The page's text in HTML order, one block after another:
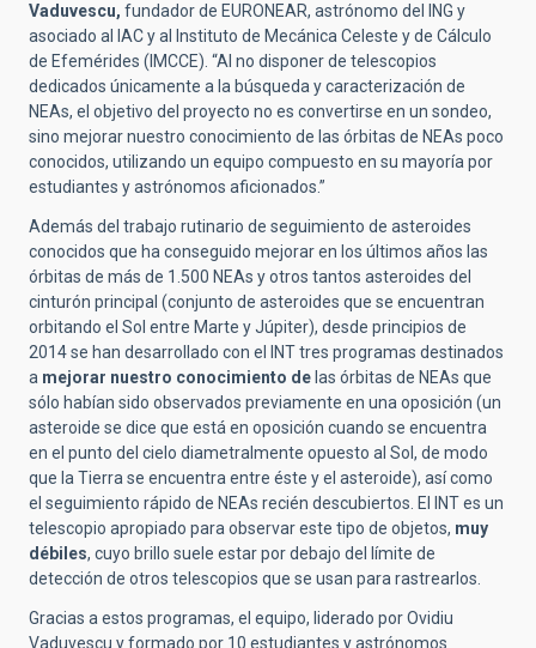
Vaduvescu, fundador de EURONEAR, astrónomo del ING y
asociado al IAC y al Instituto de Mecánica Celeste y de Cálculo
de Efemérides (IMCCE). “Al no disponer de telescopios
dedicados únicamente a la búsqueda y caracterización de
NEAs, el objetivo del proyecto no es convertirse en un sondeo,
sino mejorar nuestro conocimiento de las órbitas de NEAs poco
conocidos, utilizando un equipo compuesto en su mayoría por
estudiantes y astrónomos aficionados.”
Además del trabajo rutinario de seguimiento de asteroides
conocidos que ha conseguido mejorar en los últimos años las
órbitas de más de 1.500 NEAs y otros tantos asteroides del
cinturón principal (conjunto de asteroides que se encuentran
orbitando el Sol entre Marte y Júpiter), desde principios de
2014 se han desarrollado con el INT tres programas destinados
a mejorar nuestro conocimiento de las órbitas de NEAs que
sólo habían sido observados previamente en una oposición (un
asteroide se dice que está en oposición cuando se encuentra
en el punto del cielo diametralmente opuesto al Sol, de modo
que la Tierra se encuentra entre éste y el asteroide), así como
el seguimiento rápido de NEAs recién descubiertos. El INT es un
telescopio apropiado para observar este tipo de objetos, muy
débiles, cuyo brillo suele estar por debajo del límite de
detección de otros telescopios que se usan para rastrearlos.
Gracias a estos programas, el equipo, liderado por Ovidiu
Vaduvescu y formado por 10 estudiantes y astrónomos